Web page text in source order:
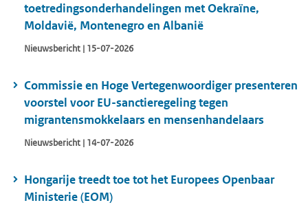
toetredingsonderhandelingen met Oekraïne,
Moldavië, Montenegro en Albanië
Nieuwsbericht | 15-07-2026
Commissie en Hoge Vertegenwoordiger presenteren
voorstel voor EU-sanctieregeling tegen
migrantensmokkelaars en mensenhandelaars
Nieuwsbericht | 14-07-2026
Hongarije treedt toe tot het Europees Openbaar
Ministerie (EOM)